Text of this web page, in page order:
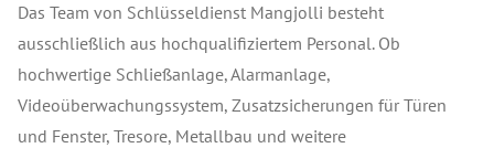
Das Team von Schlüsseldienst Mangjolli besteht
ausschließlich aus hochqualifiziertem Personal. Ob
hochwertige Schließanlage, Alarmanlage,
Videoüberwachungssystem, Zusatzsicherungen für Türen
und Fenster, Tresore, Metallbau und weitere